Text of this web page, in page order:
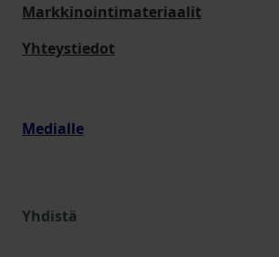
Markkinointimateriaalit
Yhteystiedot
Medialle
Yhdistä